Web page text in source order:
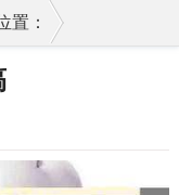
置：